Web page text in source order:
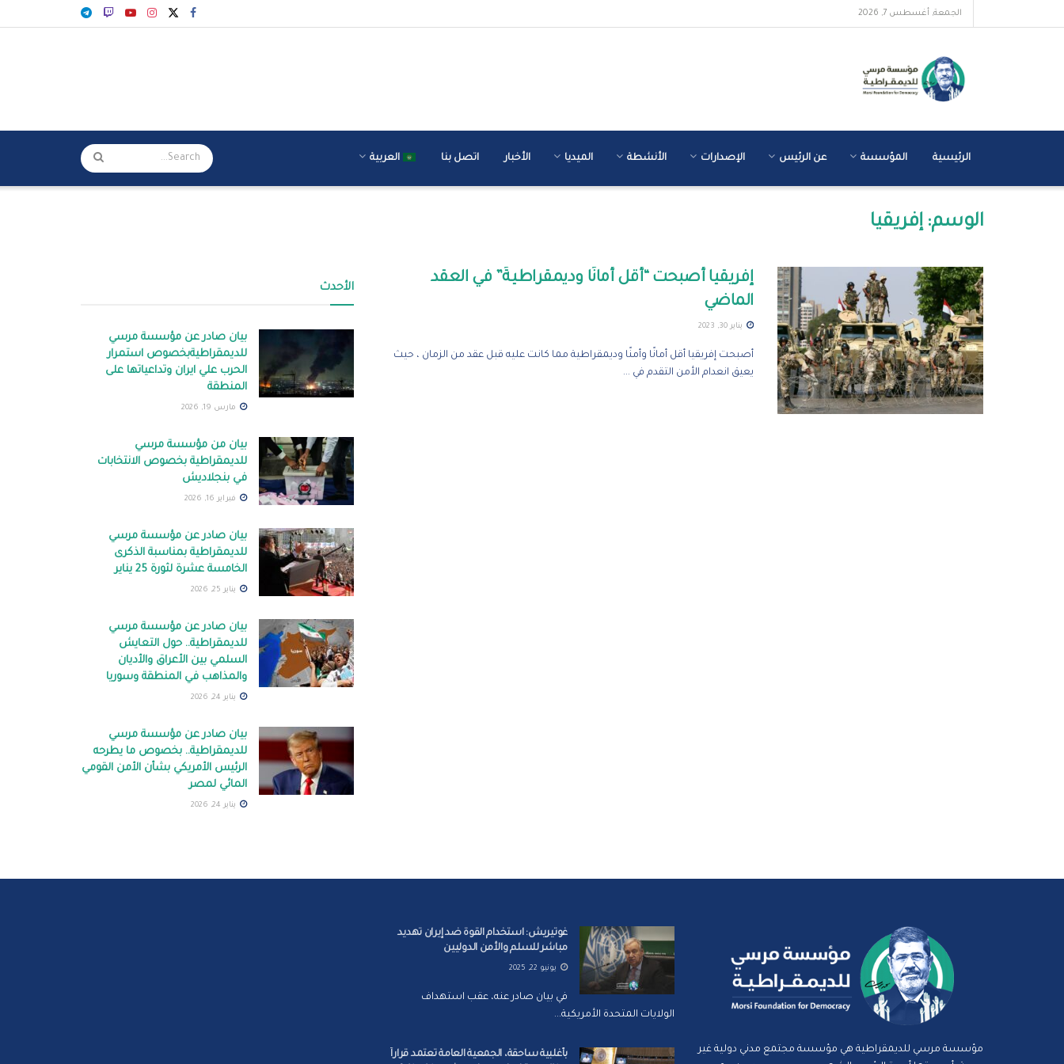
الجمعة, أغسطس 7, 2026
الرئيسية المؤسسة عن الرئيس الإصدارات الأنشطة الميديا الأخبار اتصل بنا العربية
الوسم:إفريقيا
إفريقيا أصبحت “أقل أمانًا وديمقراطيةً” في العقد
الماضي
يناير 30, 2023
أصبحت إفريقيا أقل أمانًا وأمنًا وديمقراطية مما كانت عليه قبل عقد من الزمان ، حيث
يعيق انعدام الأمن التقدم في ...
الأحدث
بيان صادر عن مؤسسة مرسي
للديمقراطيةبخصوص استمرار
الحرب علي ايران وتداعياتها على
المنطقة
مارس 19, 2026
بيان من مؤسسة مرسي
للديمقراطية بخصوص الانتخابات
في بنجلاديش
فبراير 16, 2026
بيان صادر عن مؤسسة مرسي
للديمقراطية بمناسبة الذكرى
الخامسة عشرة لثورة 25 يناير
يناير 25, 2026
بيان صادر عن مؤسسة مرسي
للديمقراطية.. حول التعايش
السلمي بين الأعراق والأديان
والمذاهب في المنطقة وسوريا
يناير 24, 2026
بيان صادر عن مؤسسة مرسي
للديمقراطية.. بخصوص ما يطرحه
الرئيس الأمريكي بشأن الأمن القومي
المائي لمصر
يناير 24, 2026
مؤسسة مرسي للديمقراطية هي مؤسسة مجتمع مدني دولية غير
غوتيريش: استخدام القوة ضد إيران تهديد
مباشر للسلم والأمن الدوليين
يونيو 22, 2025
في بيان صادر عنه، عقب استهداف
الولايات المتحدة الأمريكية...
بأغلبية ساحقة، الجمعية العامة تعتمد قراراً